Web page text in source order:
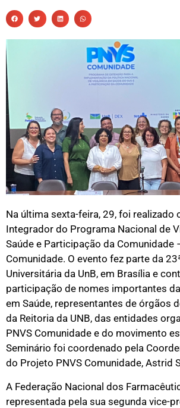
Na última sexta-feira, 29, foi realizado
Integrador do Programa Nacional de
Saúde e Participação da Comunidade
Comunidade. O evento fez parte da
Universitária da UnB, em Brasília e
participação de nomes importantes
em Saúde, representantes de órgãos
da Reitoria da UNB, das entidades
PNVS Comunidade e do movimento
Seminário foi coordenado pela
do Projeto PNVS Comunidade, Astrid
A Federação Nacional dos
representada pela sua segunda vice-